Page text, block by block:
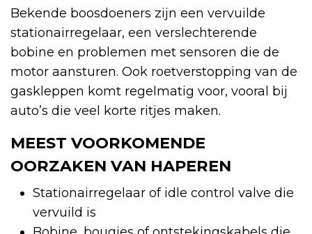
Bekende boosdoeners zijn een vervuilde
stationairregelaar, een verslechterende
bobine en problemen met sensoren die de
motor aansturen. Ook roetverstopping van de
gaskleppen komt regelmatig voor, vooral bij
auto’s die veel korte ritjes maken.
MEEST VOORKOMENDE
OORZAKEN VAN HAPEREN
Stationairregelaar of idle control valve die
vervuild is